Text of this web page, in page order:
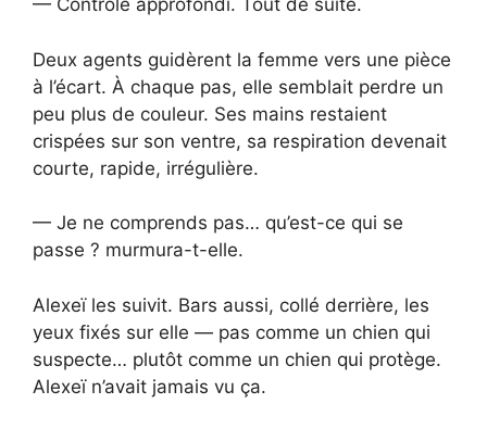
— Contrôle approfondi. Tout de suite.
Deux agents guidèrent la femme vers une pièce
à l’écart. À chaque pas, elle semblait perdre un
peu plus de couleur. Ses mains restaient
crispées sur son ventre, sa respiration devenait
courte, rapide, irrégulière.
— Je ne comprends pas… qu’est-ce qui se
passe ? murmura-t-elle.
Alexeï les suivit. Bars aussi, collé derrière, les
yeux fixés sur elle — pas comme un chien qui
suspecte… plutôt comme un chien qui protège.
Alexeï n’avait jamais vu ça.